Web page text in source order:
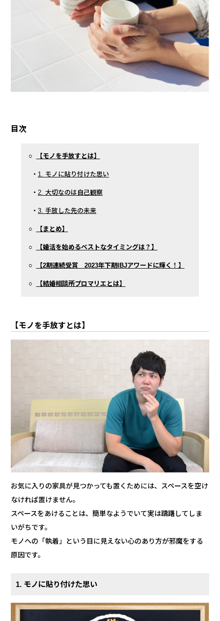
目次
○ 【モノを手放すとは】
・ 1. モノに貼り付けた思い
・2. 大切なのは自己観察
・3. 手放した先の未来
○ 【まとめ】
○ 【婚活を始めるベストなタイミングは？】
○ 【2期連続受賞 2023年下期IBJアワードに輝く！】
○ 【結婚相談所プロマリエとは】
【モノを手放すとは】
お気に入りの家具が見つかっても置くためには、スペースを空け
なければ置けません。
スペースをあけることは、簡単なようでいて実は躊躇してしま
いがちです。
モノへの「執着」という目に見えない心のあり方が邪魔をする
原因です。
1. モノに貼り付けた思い